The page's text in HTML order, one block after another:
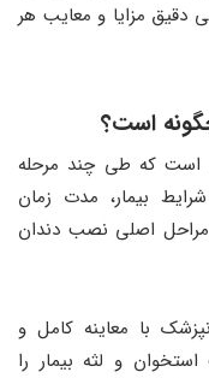
دقیق مزایا و معایب هر
است؟
است که طی چند مرحله
بیمار، مدت زمان
مراحل اصلی نصب دندان
با معاینه کامل و
و لثه بیمار را